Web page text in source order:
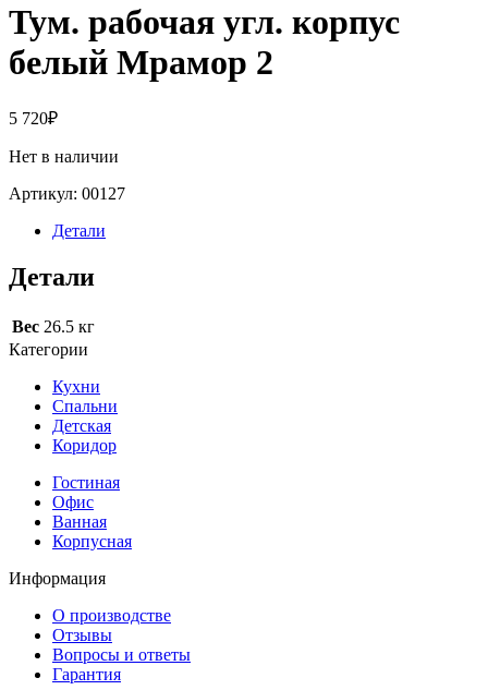
Тум. рабочая угл. корпус
белый Мрамор 2
5 720₽
Нет в наличии
Артикул: 00127
Детали
Детали
Вес 26.5 кг
Категории
Кухни
Спальни
Детская
Коридор
Гостиная
Офис
Ванная
Корпусная
Информация
О производстве
Отзывы
Вопросы и ответы
Гарантия